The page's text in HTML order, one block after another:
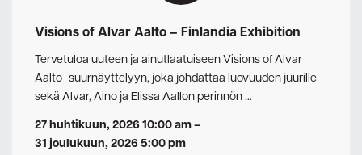
Visions of Alvar Aalto – Finlandia Exhibition
Tervetuloa uuteen ja ainutlaatuiseen Visions of Alvar
Aalto -suurnäyttelyyn, joka johdattaa luovuuden juurille
sekä Alvar, Aino ja Elissa Aallon perinnön …
27 huhtikuun, 2026 10:00 am–
31 joulukuun, 2026 5:00 pm